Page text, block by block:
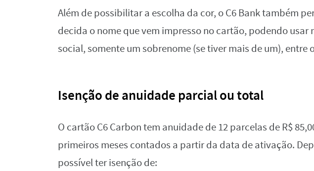
Além de possibilitar a escolha da cor, o C6 Bank também
decida o nome que vem impresso no cartão, podendo usar
social, somente um sobrenome (se tiver mais de um), entre
Isenção de anuidade parcial ou total
O cartão C6 Carbon tem anuidade de 12 parcelas de R$
primeiros meses contados a partir da data de ativação.
possível ter isenção de: